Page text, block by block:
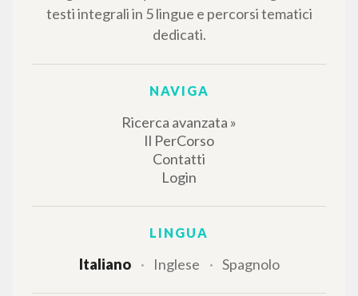
testi integrali in 5 lingue e percorsi tematici
dedicati.
NAVIGA
Ricerca avanzata »
Il PerCorso
Contatti
Login
LINGUA
Italiano Inglese Spagnolo